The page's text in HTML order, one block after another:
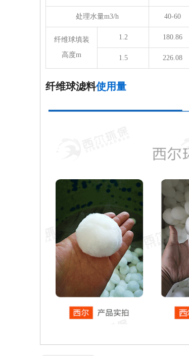
处理水量m3/h 40-60
纤维球填装
高度m
1.2 180.86
1.5 226.08
纤维球滤料使用量